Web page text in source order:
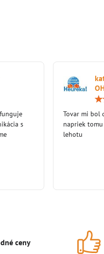
/
5
s
Tovar mi bol
napriek
lehotu
ceny